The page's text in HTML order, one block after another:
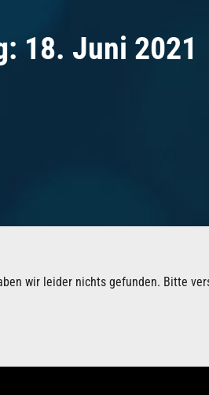
18. Juni 2021
wir leider nichts gefunden. Bitte